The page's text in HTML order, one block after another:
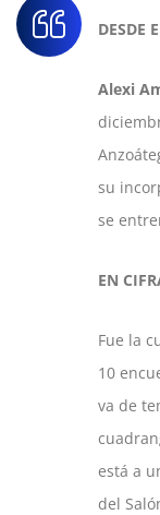
DESDE
Alexi
su
se
EN
Fue la
10
va de
está a
del